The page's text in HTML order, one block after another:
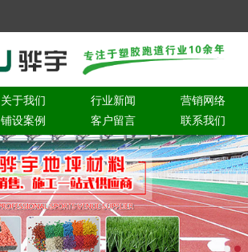
关于我们 行业新闻
营销网络
铺设案例 客户留言 联系我们